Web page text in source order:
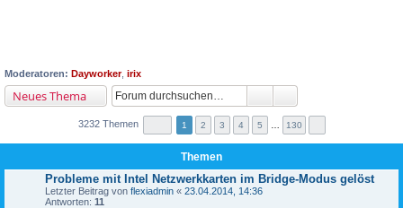
Moderatoren: Dayworker, irix
Neues Thema
3232 Themen 1 2 3 4 5 130
Themen
Probleme mit Intel Netzwerkkarten im Bridge-Modus gelöst
Letzter Beitrag von flexiadmin « 23.04.2014, 14:36
Antworten: 11